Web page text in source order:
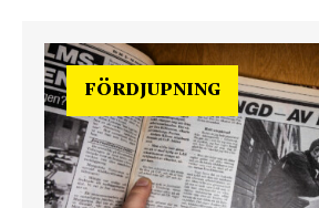
FÖRDJUPNING